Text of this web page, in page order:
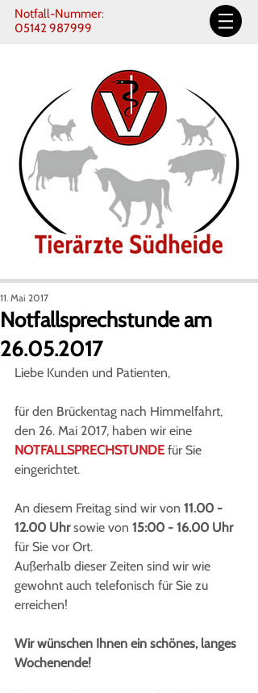
Notfall-Nummer:
05142 987999
Notfallsprechstunde am
26.05.2017
11. Mai 2017
Liebe Kunden und Patienten,
für den Brückentag nach Himmelfahrt,
den 26. Mai 2017, haben wir eine
NOTFALLSPRECHSTUNDE für Sie
eingerichtet.
An diesem Freitag sind wir von 11.00 -
12.00 Uhr sowie von 15:00 - 16.00 Uhr
für Sie vor Ort.
Außerhalb dieser Zeiten sind wir wie
gewohnt auch telefonisch für Sie zu
erreichen!
Wir wünschen Ihnen ein schönes, langes
Wochenende!